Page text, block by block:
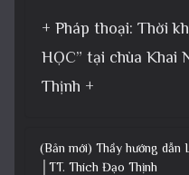
+ Pháp thoại: Thời
HỌC” tại chùa Khai
Thịnh +
(Bản mới) Thầy hướng dẫn
│TT. Thích Đạo Thịnh